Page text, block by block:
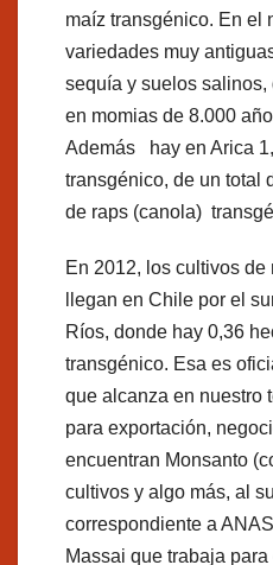
maíz transgénico. En el
variedades muy
sequía y suelos
en momias de 8.000
Además hay en Arica
transgénico, de un total
de raps (canola)
En 2012, los cultivos
llegan en Chile por el
Ríos, donde hay 0,36
transgénico. Esa es
que alcanza en nuestro
para exportación,
encuentran Monsanto
cultivos y algo más, al
correspondiente a
Massai que trabaja